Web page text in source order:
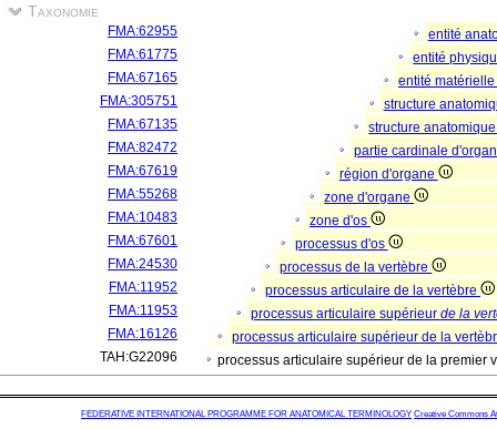
Taxonomie
FMA:62955
entité
FMA:61775
entité
FMA:67165
entité matérielle
FMA:305751
structure
FMA:67135
structure
FMA:82472
partie cardinale
FMA:67619
région d'organe
FMA:55268
zone d'organe
FMA:10483
zone d'os
FMA:67601
processus d'os
FMA:24530
processus de la vertèbre
FMA:11952
processus articulaire de la vertèbre
FMA:11953
processus articulaire supérieur de la
FMA:16126
processus articulaire supérieur de la
TAH:G22096
processus articulaire supérieur de la premier
FEDERATIVE INTERNATIONAL PROGRAMME FOR ANATOMICAL TERMINOLOGY Creative Commons